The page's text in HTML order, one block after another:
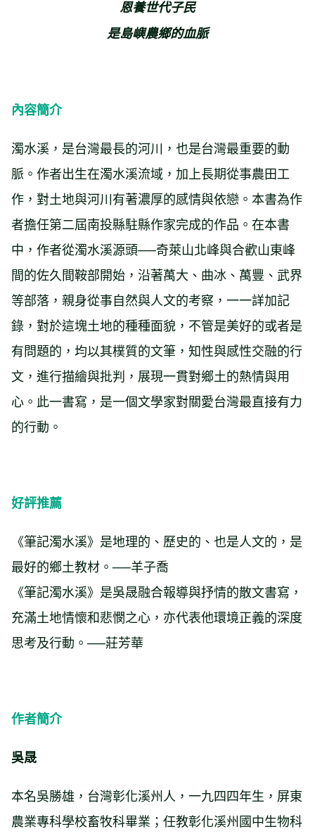
恩養世代子民
是島嶼農鄉的血脈
內容簡介
濁水溪，是台灣最長的河川，也是台灣最重要的動
脈。作者出生在濁水溪流域，加上長期從事農田工
作，對土地與河川有著濃厚的感情與依戀。本書為作
者擔任第二屆南投縣駐縣作家完成的作品。在本書
中，作者從濁水溪源頭──奇萊山北峰與合歡山東峰
間的佐久間鞍部開始，沿著萬大、曲冰、萬豐、武界
等部落，親身從事自然與人文的考察，一一詳加記
錄，對於這塊土地的種種面貌，不管是美好的或者是
有問題的，均以其樸質的文筆，知性與感性交融的行
文，進行描繪與批判，展現一貫對鄉土的熱情與用
心。此一書寫，是一個文學家對關愛台灣最直接有力
的行動。
好評推薦
《筆記濁水溪》是地理的、歷史的、也是人文的，是
最好的鄉土教材。──羊子喬
《筆記濁水溪》是吳晟融合報導與抒情的散文書寫，
充滿土地情懷和悲憫之心，亦代表他環境正義的深度
思考及行動。──莊芳華
作者簡介
吳晟
本名吳勝雄，台灣彰化溪州人，一九四四年生，屏東
農業專科學校畜牧科畢業；任教彰化溪州國中生物科